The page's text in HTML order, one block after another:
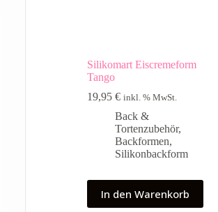
Silikomart Eiscremeform
Tango
19,95€ inkl. % MwSt.
Back &
Tortenzubehör,
Backformen,
Silikonbackform
In den Warenkorb